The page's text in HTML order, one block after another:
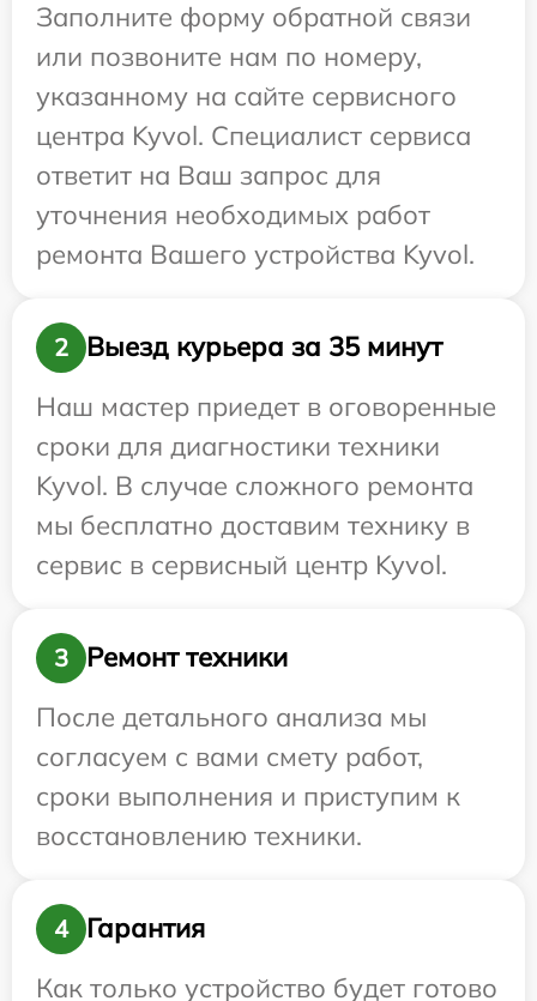
Заполните форму обратной связи
или позвоните нам по номеру,
указанному на сайте сервисного
центра Kyvol. Специалист сервиса
ответит на Ваш запрос для
уточнения необходимых работ
ремонта Вашего устройства Kyvol.
2
Выезд курьера за 35 минут
Наш мастер приедет в оговоренные
сроки для диагностики техники
Kyvol. В случае сложного ремонта
мы бесплатно доставим технику в
сервис в сервисный центр Kyvol.
3
Ремонт техники
После детального анализа мы
согласуем с вами смету работ,
сроки выполнения и приступим к
восстановлению техники.
4
Гарантия
Как только устройство будет готово